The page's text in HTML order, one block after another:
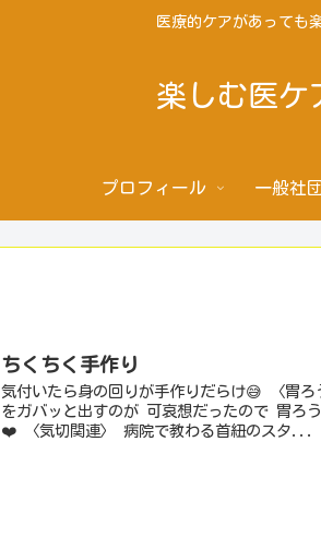
医療的ケアがあっても
楽しむ医ケ
プロフィール 一般社
ちくちく手作り
気付いたら身の回りが手作りだらけ😅 〈胃
をガバッと出すのが 可哀想だったので 胃ろ
❤️ 〈気切関連〉 病院で教わる首紐のスタ...